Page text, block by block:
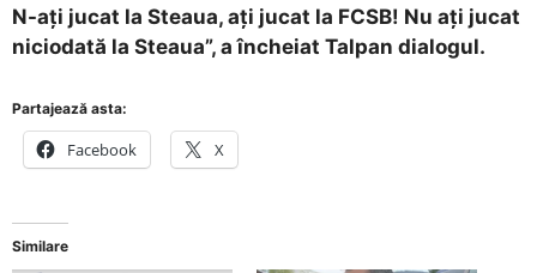
N-ați jucat la Steaua, ați jucat la FCSB! Nu ați jucat
niciodată la Steaua”, a încheiat Talpan dialogul.
Partajează asta:
Facebook X
Similare